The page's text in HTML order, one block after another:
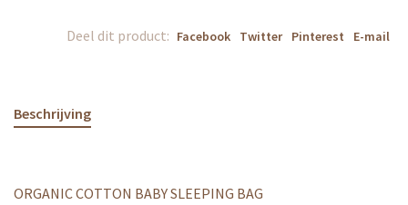
Deel dit product: Facebook Twitter Pinterest E-mail
Beschrijving
ORGANIC COTTON BABY SLEEPING BAG